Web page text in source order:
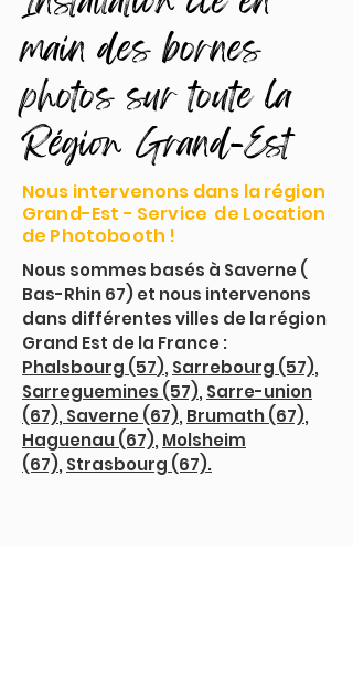
main des bornes
photos sur toute la
Région Grand-Est
Nous intervenons dans la région
Grand-Est - Service de Location
de Photobooth !
Nous sommes basés à Saverne (
Bas-Rhin 67) et nous intervenons
dans différentes villes de la région
Grand Est de la France :
Phalsbourg (57), Sarrebourg (57),
Sarreguemines (57), Sarre-union
(67), Saverne (67), Brumath (67),
Haguenau (67), Molsheim
(67), Strasbourg (67).